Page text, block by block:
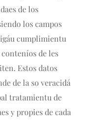
de los
los campos
cumplimientu
de les
Estos datos
de la so veracidá
tratamientu de
y propies de cada